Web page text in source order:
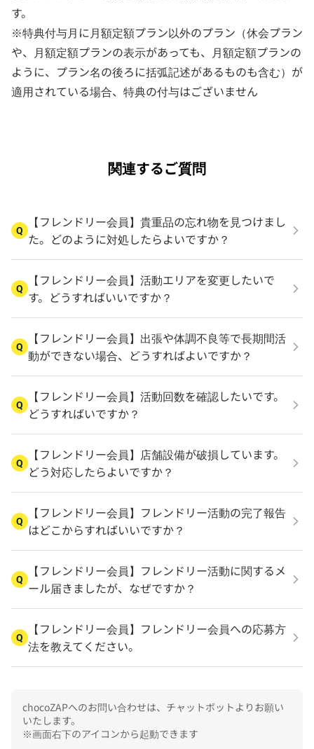
す。
※特典付与月に月額定額プラン以外のプラン（休会プラン
や、月額定額プランの表示があっても、月額定額プランの
ように、プラン名の後ろに括弧記述があるものも含む）が
適用されている場合、特典の付与はございません
関連するご質問
Q
【フレンドリー会員】貴重品の忘れ物を見つけまし
た。どのように対処したらよいですか？
Q
【フレンドリー会員】活動エリアを変更したいで
す。どうすればいいですか？
Q
【フレンドリー会員】出張や体調不良等で長期間活
動ができない場合、どうすればよいですか？
Q
【フレンドリー会員】活動回数を確認したいです。
どうすればいですか？
Q
【フレンドリー会員】店舗設備が破損しています。
どう対応したらよいですか？
Q
【フレンドリー会員】フレンドリー活動の完了報告
はどこからすればいいですか？
Q
【フレンドリー会員】フレンドリー活動に関するメ
ール届きましたが、なぜですか？
Q
【フレンドリー会員】フレンドリー会員への応募方
法を教えてください。
chocoZAPへのお問い合わせは、チャットボットよりお願い
いたします。
※画面右下のアイコンから起動できます